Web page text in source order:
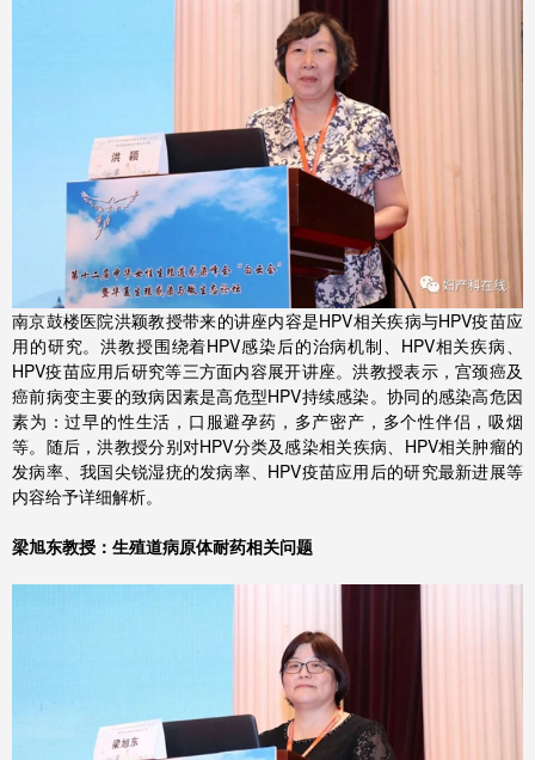
南京鼓楼医院洪颖教授带来的讲座内容是HPV相关疾病与HPV疫苗应
用的研究。洪教授围绕着HPV感染后的治病机制、HPV相关疾病、
HPV疫苗应用后研究等三方面内容展开讲座。洪教授表示，宫颈癌及
癌前病变主要的致病因素是高危型HPV持续感染。协同的感染高危因
素为：过早的性生活，口服避孕药，多产密产，多个性伴侣，吸烟
等。随后，洪教授分别对HPV分类及感染相关疾病、HPV相关肿瘤的
发病率、我国尖锐湿疣的发病率、HPV疫苗应用后的研究最新进展等
内容给予详细解析。
梁旭东教授：生殖道病原体耐药相关问题